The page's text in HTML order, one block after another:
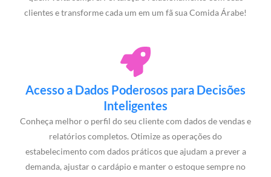
clientes e transforme cada um em um fã sua Comida Árabe!
Acesso a Dados Poderosos para Decisões
Inteligentes
Conheça melhor o perfil do seu cliente com dados de vendas e
relatórios completos. Otimize as operações do
estabelecimento com dados práticos que ajudam a prever a
demanda, ajustar o cardápio e manter o estoque sempre no